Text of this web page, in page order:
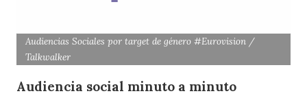
Audiencias Sociales por target de género #Eurovision /
Talkwalker
Audiencia social minuto a minuto